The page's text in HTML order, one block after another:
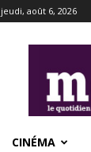
jeudi, août 6, 2026
CINÉMA